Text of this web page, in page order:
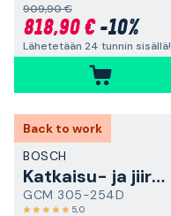
909,90 €
818,90 €-10%
Lähetetään 24 tunnin sisällä!
Back to work
BOSCH
Katkaisu- ja jiirisaha
GCM 305-254D
5,0